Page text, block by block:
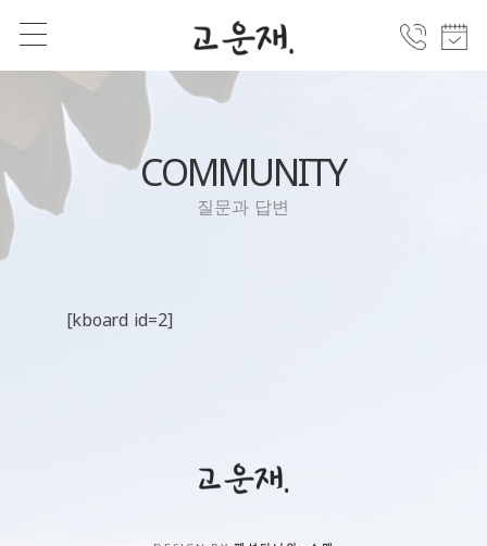
COMMUNITY
질문과 답변
[kboard id=2]